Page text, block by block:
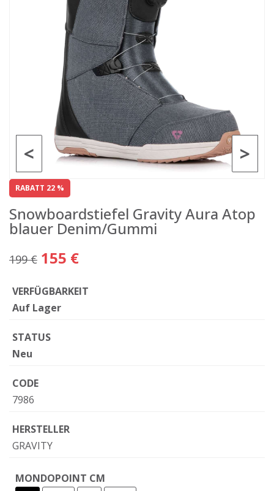
>
<
RABATT 22 %
Snowboardstiefel Gravity Aura Atop
blauer Denim/Gummi
199 € 155 €
VERFÜGBARKEIT
Auf Lager
STATUS
Neu
CODE
7986
HERSTELLER
GRAVITY
MONDOPOINT CM